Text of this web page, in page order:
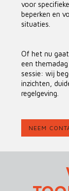
voor
beperken en
situaties.
Of het nu
een
sessie: wij
inzichten,
regelgeving.
NEEM